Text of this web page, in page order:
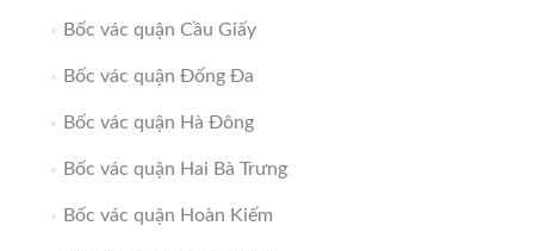
Bốc vác quận Cầu Giấy
Bốc vác quận Đống Đa
Bốc vác quận Hà Đông
Bốc vác quận Hai Bà Trưng
Bốc vác quận Hoàn Kiếm